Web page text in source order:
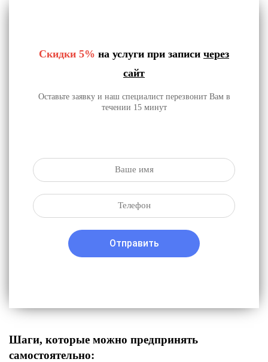
Скидки 5% на услуги при записи через
сайт
Оставьте заявку и наш специалист перезвонит Вам в
течении 15 минут
Отправить
Шаги, которые можно предпринять
самостоятельно: